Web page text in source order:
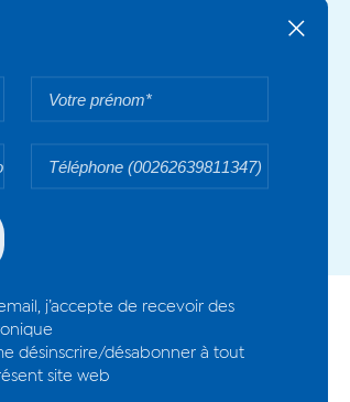
+
prénom*
numéro
j’accepte de recevoir des
désinscrire/désabonner à tout
site web